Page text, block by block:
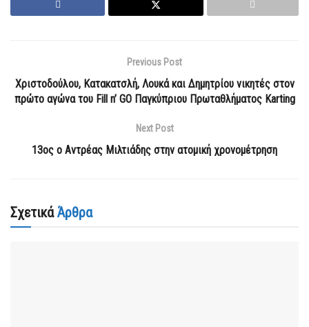
Previous Post
Χριστοδούλου, Κατακατσλή, Λουκά και Δημητρίου νικητές στον
πρώτο αγώνα του Fill n’ GO Παγκύπριου Πρωταθλήματος Karting
Next Post
13ος ο Αντρέας Μιλτιάδης στην ατομική χρονομέτρηση
ΣχετικάΆρθρα